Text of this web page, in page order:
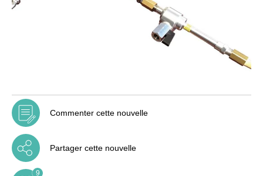
Commenter cette nouvelle
Partager cette nouvelle
9